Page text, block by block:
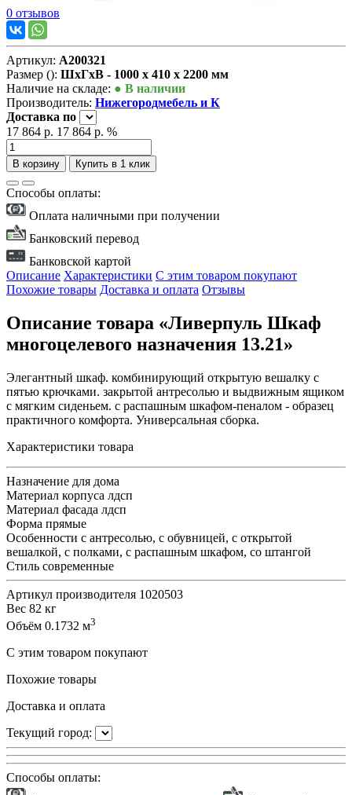
0 отзывов
Артикул: А200321
Размер (): ШxГxВ - 1000 x 410 x 2200 мм
Наличие на складе: ● В наличии
Производитель: Нижегородмебель и К
Доставка по
17 864 р. 17 864 р. %
В корзину Купить в 1 клик
Способы оплаты:
Оплата наличными при получении
Банковский перевод
Банковской картой
Описание Характеристики С этим товаром покупают
Похожие товары Доставка и оплата Отзывы
Описание товара «Ливерпуль Шкаф
многоцелевого назначения 13.21»
Элегантный шкаф. комбинирующий открытую вешалку с
пятью крючками. закрытой антресолью и выдвижным ящиком
с мягким сиденьем. с распашным шкафом-пеналом - образец
практичного комфорта. Универсальная сборка.
Характеристики товара
Назначение для дома
Материал корпуса лдсп
Материал фасада лдсп
Форма прямые
Особенности с антресолью, с обувницей, с открытой
вешалкой, с полками, с распашным шкафом, со штангой
Стиль современные
Артикул производителя 1020503
Вес 82 кг
Объём 0.1732 м3
С этим товаром покупают
Похожие товары
Доставка и оплата
Текущий город:
Способы оплаты: